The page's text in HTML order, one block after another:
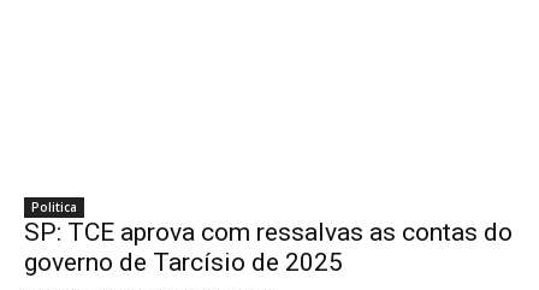
Politica
SP: TCE aprova com ressalvas as contas do
governo de Tarcísio de 2025